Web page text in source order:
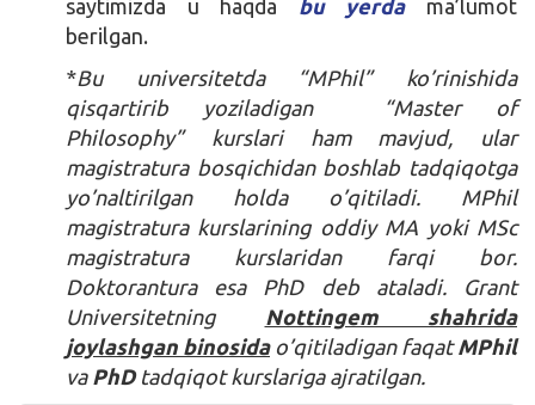
saytimizda u haqda bu yerdama’lumot
berilgan.
*Bu universitetda “MPhil” ko’rinishida
qisqartirib yoziladigan “Master of
Philosophy” kurslari ham mavjud, ular
magistratura bosqichidan boshlab tadqiqotga
yo’naltirilgan holda o’qitiladi. MPhil
magistratura kurslarining oddiy MA yoki MSc
magistratura kurslaridan farqi bor.
Doktorantura esa PhD deb ataladi. Grant
Universitetning Nottingem shahrida
joylashgan binosidao’qitiladigan faqatMPhil
va PhDtadqiqot kurslariga ajratilgan.